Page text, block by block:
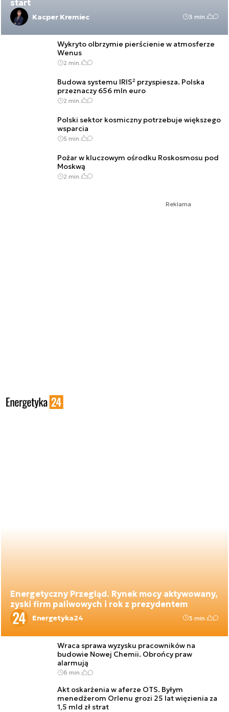
start
Kacper Kremiec 3 min.
Wykryto olbrzymie pierścienie w atmosferze
Wenus
2 min.
Budowa systemu IRIS² przyspiesza. Polska
przeznaczy 656 mln euro
2 min.
Polski sektor kosmiczny potrzebuje większego
wsparcia
5 min.
Pożar w kluczowym ośrodku Roskosmosu pod
Moskwą
2 min.
Reklama
Energetyczny Przegląd. Rynek mocy aktywowany,
zyski firm paliwowych i rok z prezydentem
Energetyka24 3 min.
Wraca sprawa wyzysku pracowników na
budowie Nowej Chemii. Obrońcy praw
alarmują
6 min.
Akt oskarżenia w aferze OTS. Byłym
menedżerom Orlenu grozi 25 lat więzienia za
1,5 mld zł strat